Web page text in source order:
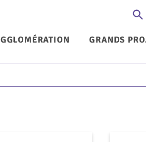
principal
GRANDS